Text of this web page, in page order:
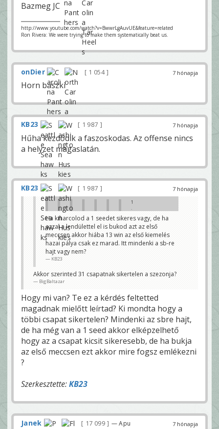
Bazmeg JC
http://www.youtube.com/watch?v=BwwrLgAuvUE&feature=related
Ron Rivera: We were trying to make them systematically beat us.
7 hónapja
onDier 1 054
Horn baszki
7 hónapja
KB23 1 987
Hűha kezdődik a faszoskodas. Az offense nincs
a helyzet magaslatán.
7 hónapja
KB23 1 987
1
.
i
e
e
l
a
g
n
k
é
s
m
g
a
s
í
c
k
Ha kiharcolod a 1 seedet sikeres vagy, de ha
azzal a lendülettel el is bukod azt az első
meccsen akkor hiába 13 win az első kiemelés
hazai pálya csak ez marad. Itt mindenki a sb-re
hajt vagy nem?
KB23
Akkor szerinted 31 csapatnak sikertelen a szezonja?
BigBaltazar
Hogy mi van? Te ez a kérdés feltetted
magadnak mielőtt leírtad? Ki mondta hogy a
többi csapat sikertelen? Mindenki az sbre hajt,
de ha még van a 1 seed akkor elképzelhető
hogy az a csapat kicsit sikeresebb, de ha bukja
az első meccsen ezt akkor mire fogsz emlékezni
?
Szerkesztette:KB23
7 hónapja
Janek 17 099
— Apu